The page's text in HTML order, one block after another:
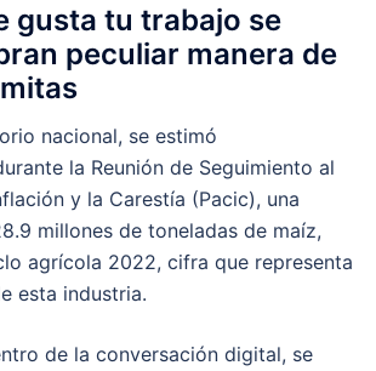
gusta tu trabajo se
peculiar manera de
nacional, se estimó
la Reunión de Seguimiento al
y la Carestía (Pacic), una
millones de toneladas de maíz,
agrícola 2022, cifra que representa
esta industria.
de la conversación digital, se